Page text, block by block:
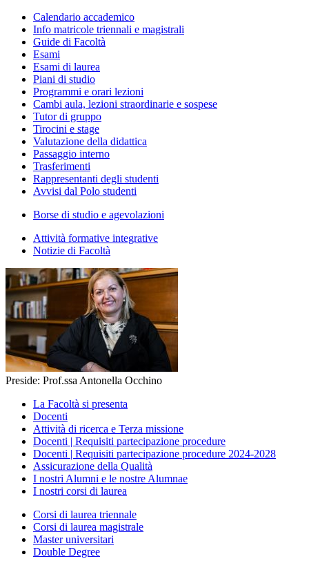
Calendario accademico
Info matricole triennali e magistrali
Guide di Facoltà
Esami
Esami di laurea
Piani di studio
Programmi e orari lezioni
Cambi aula, lezioni straordinarie e sospese
Tutor di gruppo
Tirocini e stage
Valutazione della didattica
Passaggio interno
Trasferimenti
Rappresentanti degli studenti
Avvisi dal Polo studenti
Borse di studio e agevolazioni
Attività formative integrative
Notizie di Facoltà
Preside: Prof.ssa Antonella Occhino
La Facoltà si presenta
Docenti
Attività di ricerca e Terza missione
Docenti | Requisiti partecipazione procedure
Docenti | Requisiti partecipazione procedure 2024-2028
Assicurazione della Qualità
I nostri Alumni e le nostre Alumnae
I nostri corsi di laurea
Corsi di laurea triennale
Corsi di laurea magistrale
Master universitari
Double Degree